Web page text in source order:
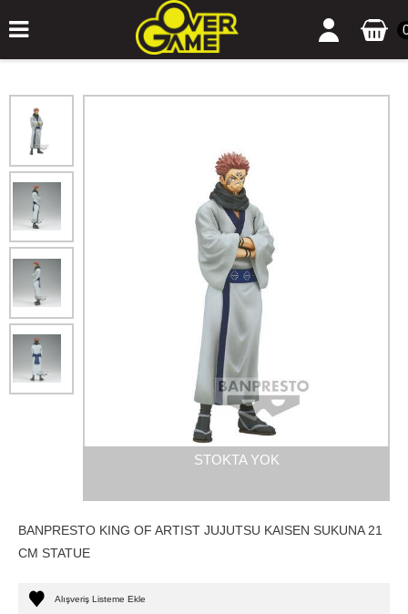
STOKTA YOK
BANPRESTO KING OF ARTIST JUJUTSU KAISEN SUKUNA 21
CM STATUE
Alışveriş Listeme Ekle